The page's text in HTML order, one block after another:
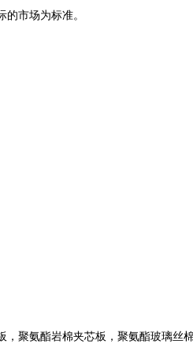
市场为标准。
聚氨酯岩棉夹芯板，聚氨酯玻璃丝